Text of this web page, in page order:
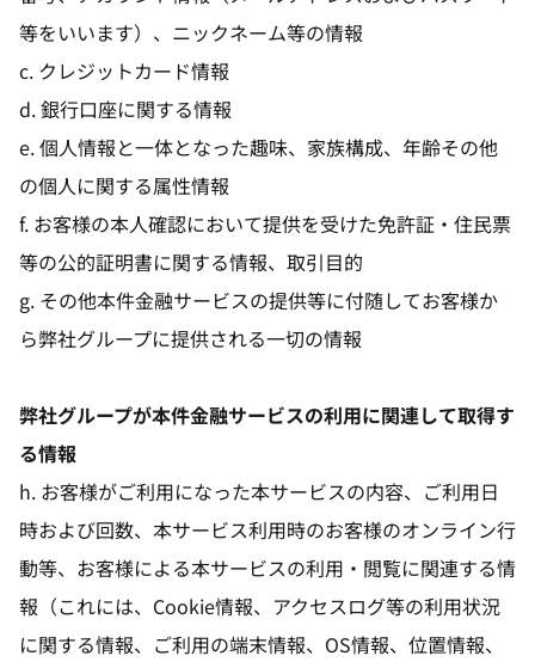
等をいいます）、ニックネーム等の情報
c. クレジットカード情報
d. 銀行口座に関する情報
e. 個人情報と一体となった趣味、家族構成、年齢その他
の個人に関する属性情報
f. お客様の本人確認において提供を受けた免許証・住民票
等の公的証明書に関する情報、取引目的
g. その他本件金融サービスの提供等に付随してお客様か
ら弊社グループに提供される一切の情報
弊社グループが本件金融サービスの利用に関連して取得す
る情報
h. お客様がご利用になった本サービスの内容、ご利用日
時および回数、本サービス利用時のお客様のオンライン行
動等、お客様による本サービスの利用・閲覧に関連する情
報（これには、Cookie情報、アクセスログ等の利用状況
に関する情報、ご利用の端末情報、OS情報、位置情報、